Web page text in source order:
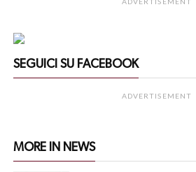
ADVERTISEMENT
SEGUICI SU FACEBOOK
ADVERTISEMENT
MORE IN NEWS